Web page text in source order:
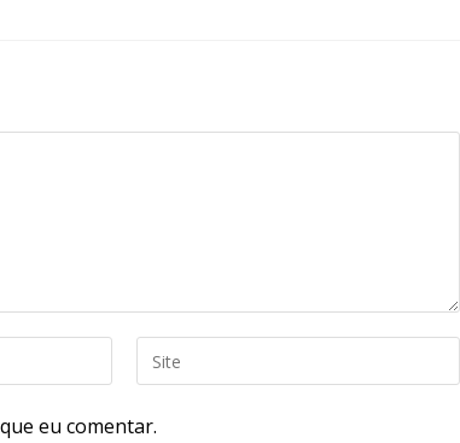
eu comentar.